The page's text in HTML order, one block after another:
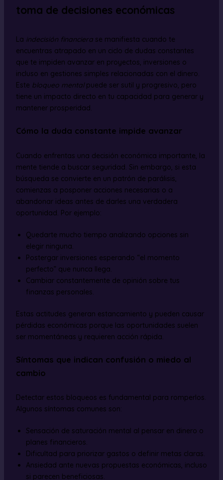
toma de decisiones económicas
La indecisión financierase manifiesta cuando te
encuentras atrapado en un ciclo de dudas constantes
que te impiden avanzar en proyectos, inversiones o
incluso en gestiones simples relacionadas con el dinero.
Este bloqueo mentalpuede ser sutil y progresivo, pero
tiene un impacto directo en tu capacidad para generar y
mantener prosperidad.
Cómo la duda constante impide avanzar
Cuando enfrentas una decisión económica importante, la
mente tiende a buscar seguridad. Sin embargo, si esta
búsqueda se convierte en un patrón de parálisis,
comienzas a posponer acciones necesarias o a
abandonar ideas antes de darles una verdadera
oportunidad. Por ejemplo:
Quedarte mucho tiempo analizando opciones sin
elegir ninguna.
Postergar inversiones esperando “el momento
perfecto” que nunca llega.
Cambiar constantemente de opinión sobre tus
finanzas personales.
Estas actitudes generan estancamiento y pueden causar
pérdidas económicas porque las oportunidades suelen
ser momentáneas y requieren acción rápida.
Síntomas que indican confusión o miedo al
cambio
Detectar estos bloqueos es fundamental para romperlos.
Algunos síntomas comunes son:
Sensación de saturación mental al pensar en dinero o
planes financieros.
Dificultad para priorizar gastos o definir metas claras.
Ansiedad ante nuevas propuestas económicas, incluso
si parecen beneficiosas.